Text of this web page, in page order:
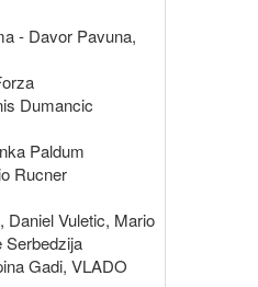
- Davor Pavuna,
Dumancic
Paldum
Rucner
Daniel Vuletic, Mario
Serbedzija
Gadi, VLADO